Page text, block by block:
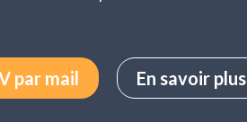
par mail En savoir plus